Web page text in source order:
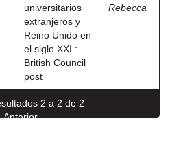
universitarios
extranjeros y
Reino Unido en
el siglo XXI :
British Council
post
Rebecca
2 a 2 de 2
Anterior